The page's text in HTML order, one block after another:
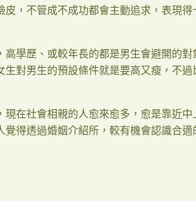
，不管成不成功都會主動追求，表現得
學歷、或較年長的都是男生會避開的對
對男生的預設條件就是要高又瘦，不過
在社會相親的人愈來愈多，愈是靠近中
得透過婚姻介紹所，較有機會認識合適